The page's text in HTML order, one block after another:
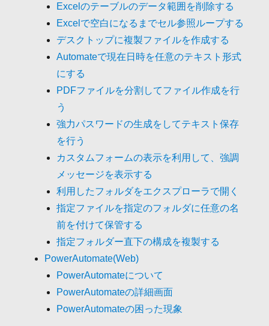
Excelのテーブルのデータ範囲を削除する
Excelで空白になるまでセル参照ループする
デスクトップに複製ファイルを作成する
Automateで現在日時を任意のテキスト形式
にする
PDFファイルを分割してファイル作成を行
う
強力パスワードの生成をしてテキスト保存
を行う
カスタムフォームの表示を利用して、強調
メッセージを表示する
利用したフォルダをエクスプローラで開く
指定ファイルを指定のフォルダに任意の名
前を付けて保管する
指定フォルダー直下の構成を複製する
PowerAutomate(Web)
PowerAutomateについて
PowerAutomateの詳細画面
PowerAutomateの困った現象